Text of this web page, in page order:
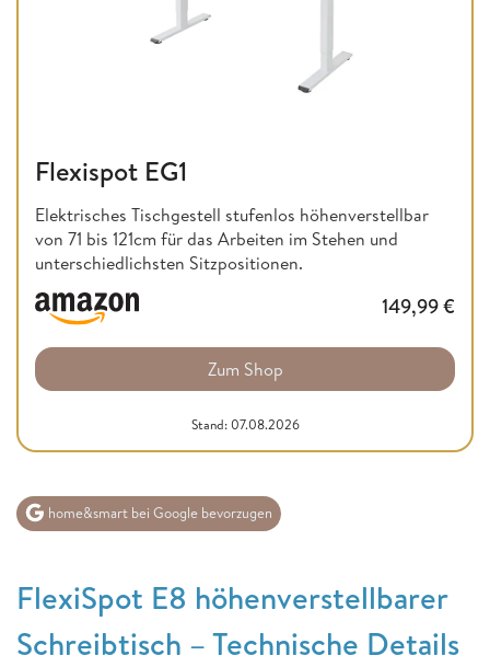
Flexispot EG1
Elektrisches Tischgestell stufenlos höhenverstellbar
von 71 bis 121cm für das Arbeiten im Stehen und
unterschiedlichsten Sitzpositionen.
149,99€
Zum Shop
Stand: 07.08.2026
home&smart bei Google bevorzugen
FlexiSpot E8 höhenverstellbarer
Schreibtisch – Technische Details